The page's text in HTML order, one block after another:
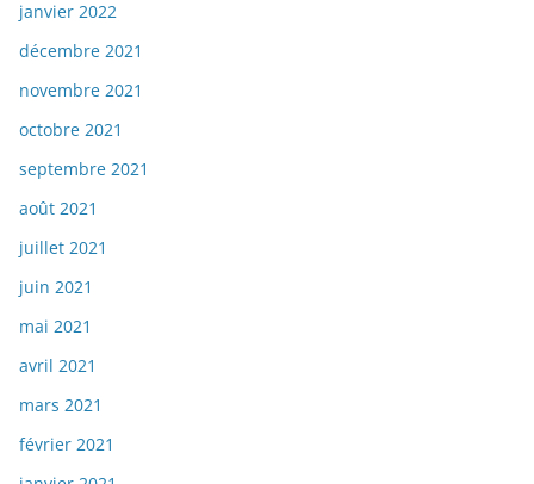
janvier 2022
décembre 2021
novembre 2021
octobre 2021
septembre 2021
août 2021
juillet 2021
juin 2021
mai 2021
avril 2021
mars 2021
février 2021